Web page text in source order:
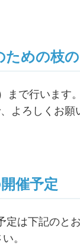
ための枝
まで行います
よろしくお願
催予定
は下記のと
。